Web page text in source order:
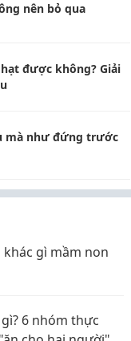
nên bỏ qua
được không? Giải
mà như đứng trước
gì mầm non
6 nhóm thực